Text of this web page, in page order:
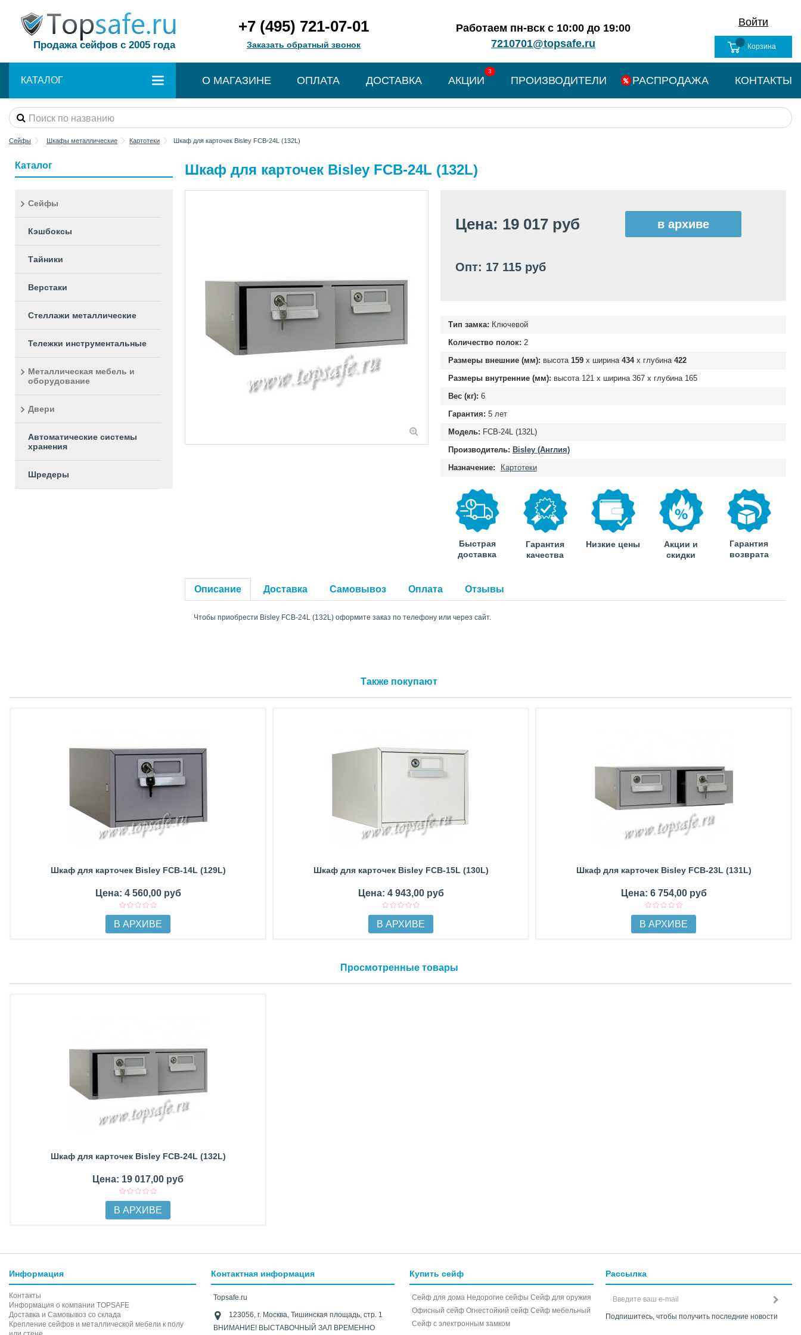
Продажа сейфов с 2005 года
Войти
Корзина
Работаем пн-вск с 10:00 до 19:00
7210701@topsafe.ru
+7 (495) 721-07-01
Заказать обратный звонок
КАТАЛОГ О МАГАЗИНЕ ОПЛАТА ДОСТАВКА
3
АКЦИИ ПРОИЗВОДИТЕЛИ РАСПРОДАЖА КОНТАКТЫ
Сейфы Шкафы металлические Картотеки Шкаф для карточек Bisley FCB-24L (132L)
Каталог
Сейфы
Кэшбоксы
Тайники
Верстаки
Стеллажи металлические
Тележки инструментальные
Металлическая мебель и
оборудование
Двери
Автоматические системы
хранения
Шредеры
Шкаф для карточек Bisley FCB-24L (132L)
Цена: 19 017 руб
Опт: 17 115 руб
в архиве
Тип замка: Ключевой
Количество полок: 2
Размеры внешние (мм): высота 159х ширина 434х глубина 422
Размеры внутренние (мм): высота 121х ширина 367х глубина 165
Вес (кг): 6
Гарантия: 5 лет
Модель: FCB-24L (132L)
Производитель: Bisley (Англия)
Назначение:
Картотеки
Быстрая
доставка
Гарантия
качества
Низкие цены
Акции и
скидки
Гарантия
возврата
Описание Доставка Самовывоз Оплата Отзывы
Чтобы приобрести Bisley FCB-24L (132L) оформите заказ по телефону или через сайт.
Также покупают
Шкаф для карточек Bisley FCB-14L (129L)
Цена: 4 560,00 руб
В АРХИВЕ
Шкаф для карточек Bisley FCB-15L (130L)
Цена: 4 943,00 руб
В АРХИВЕ
Шкаф для карточек Bisley FCB-23L (131L)
Цена: 6 754,00 руб
В АРХИВЕ
Просмотренные товары
Шкаф для карточек Bisley FCB-24L (132L)
Цена: 19 017,00 руб
В АРХИВЕ
Информация
Контакты
Информация о компании TOPSAFE
Доставка и Самовывоз со склада
Крепление сейфов и металлической мебели к полу
Контактная информация
Topsafe.ru
123056, г. Москва, Тишинская площадь, стр. 1
ВНИМАНИЕ! ВЫСТАВОЧНЫЙ ЗАЛ ВРЕМЕННО
Купить сейф
Сейф для дома Недорогие сейфы Сейф для оружия
Офисный сейф Огнестойкий сейф Сейф мебельный
Cейф с электронным замком
Рассылка
Подпишитесь, чтобы получить последние новости